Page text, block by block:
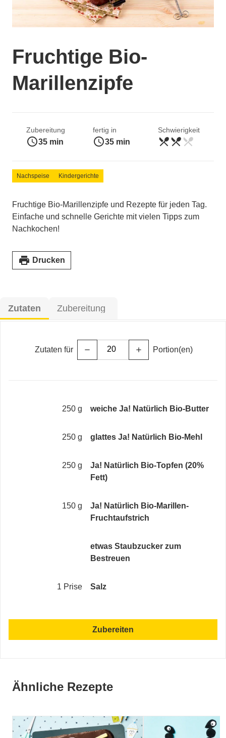
Fruchtige Bio-
Marillenzipfe
Zubereitung
access_time35 min
fertig in
access_time35 min
Schwierigkeit
mittel
restaurant_menurestaurant_menu restaurant_menu
Nachspeise Kindergerichte
Fruchtige Bio-Marillenzipfe und Rezepte für jeden Tag.
Einfache und schnelle Gerichte mit vielen Tipps zum
Nachkochen!
print Drucken
Zutaten Zubereitung
Zutaten für remove add Portion(en)
250 g weiche Ja! Natürlich Bio-Butter
250 g glattes Ja! Natürlich Bio-Mehl
250 g
Ja! Natürlich Bio-Topfen (20%
Fett)
150 g
Ja! Natürlich Bio-Marillen-
Fruchtaufstrich
etwas Staubzucker zum
Bestreuen
1 Prise Salz
Zubereiten
Ähnliche Rezepte